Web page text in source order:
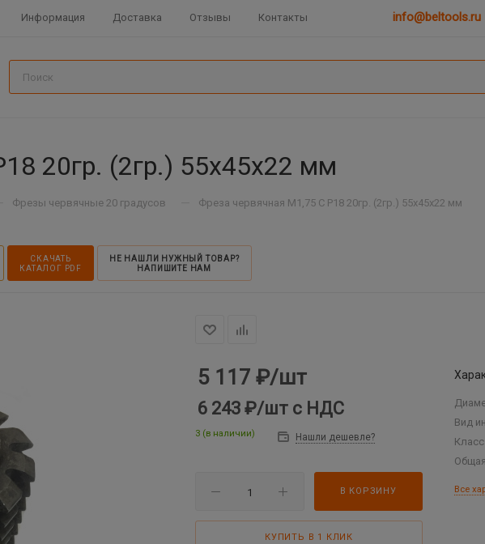
Информация Доставка Отзывы Контакты info@beltools.ru
20гр. (2гр.) 55x45x22 мм
Фрезы червячные 20 градусов Фреза червячная М1,75 C Р18 20гр. (2гр.) 55x45x22 мм
СКАЧАТЬ
КАТАЛОГ PDF
НЕ НАШЛИ НУЖНЫЙ ТОВАР?
НАПИШИТЕ НАМ
5 117 ₽/шт
6 243 ₽/шт с НДС
3 (в наличии) Нашли дешевле?
В КОРЗИНУ
КУПИТЬ В 1 КЛИК
Вид
Все